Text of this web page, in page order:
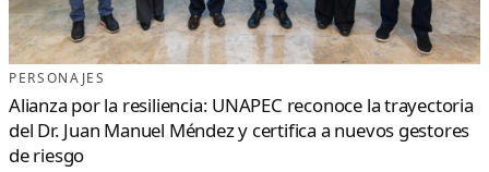
PERSONAJES
Alianza por la resiliencia: UNAPEC reconoce la trayectoria
del Dr. Juan Manuel Méndez y certifica a nuevos gestores
de riesgo